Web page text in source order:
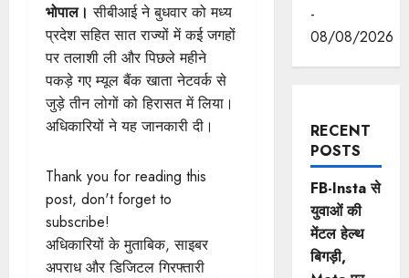
भोपाल।सीबीआई ने बुधवार को मध्य
प्रदेश सहित सात राज्यों में कई जगहों
पर तलाशी ली और पिछले महीने
पकड़े गए म्यूल बैंक खाता नेटवर्क से
जुड़े तीन लोगों को हिरासत में लिया।
अधिकारियों ने यह जानकारी दी।
Thank you for reading this
post, don't forget to
subscribe!
अधिकारियों के मुताबिक, साइबर
अपराध और डिजिटल गिरफ्तारी
-
08/08/2026
RECENT
POSTS
FB-Insta से
युवाओं की
मेंटल हेल्थ
बिगड़ी,